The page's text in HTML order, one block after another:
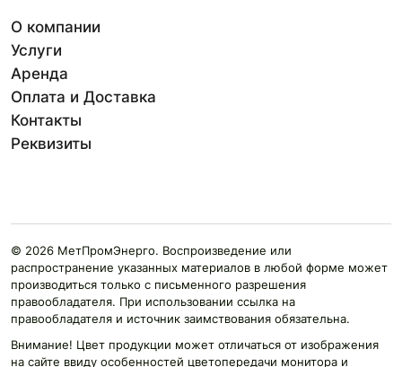
О компании
Услуги
Аренда
Оплата и Доставка
Контакты
Реквизиты
© 2026 МетПромЭнерго. Воспроизведение или
распространение указанных материалов в любой форме может
производиться только с письменного разрешения
правообладателя. При использовании ссылка на
правообладателя и источник заимствования обязательна.
Внимание! Цвет продукции может отличаться от изображения
на сайте ввиду особенностей цветопередачи монитора и